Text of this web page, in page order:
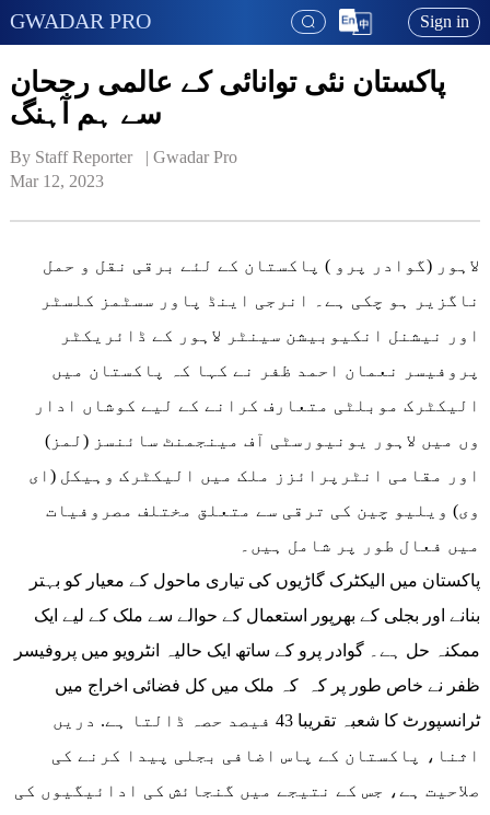
GWADAR PRO Sign in
پاکستان نئی توانائی کے عالمی رجحان
سے ہم آہنگ
By Staff Reporter   | Gwadar Pro
Mar 12, 2023
لاہور (گوادر پرو ) پاکستان کے لئے برقی نقل و حمل
ناگزیر ہو چکی ہے۔ انرجی اینڈ پاور سسٹمز کلسٹر
اور نیشنل انکیوبیشن سینٹر لاہور کے ڈائریکٹر
پروفیسر نعمان احمد ظفر نے کہا کہ پاکستان میں
الیکٹرک موبلٹی متعارف کرانے کے لیے کوشاں ادار
وں میں لاہور یونیورسٹی آف مینجمنٹ سائنسز (لمز)
اور مقامی انٹرپرائزز ملک میں الیکٹرک وہیکل (ای
وی) ویلیو چین کی ترقی سے متعلق مختلف مصروفیات
میں فعال طور پر شامل ہیں۔
پاکستان میں الیکٹرک گاڑیوں کی تیاری ماحول کے معیار کو بہتر
بنانے اور بجلی کے بھرپور استعمال کے حوالے سے ملک کے لیے ایک
ممکنہ حل ہے۔ گوادر پرو کے ساتھ ایک حالیہ انٹرویو میں پروفیسر
ظفر نے خاص طور پر کہ کہ ملک میں کل فضائی اخراج میں
ٹرانسپورٹ کا شعبہ تقریبا 43 فیصد حصہ ڈالتا ہے. دریں
اثنا، پاکستان کے پاس اضافی بجلی پیدا کرنے کی
صلاحیت ہے، جس کے نتیجے میں گنجائش کی ادائیگیوں کی